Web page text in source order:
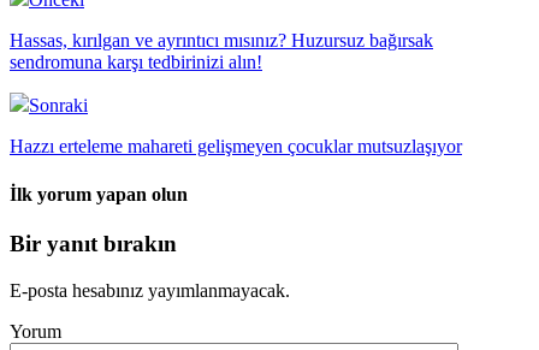
Hassas, kırılgan ve ayrıntıcı mısınız? Huzursuz bağırsak
sendromuna karşı tedbirinizi alın!
Sonraki
Hazzı erteleme mahareti gelişmeyen çocuklar mutsuzlaşıyor
İlk yorum yapan olun
Bir yanıt bırakın
E-posta hesabınız yayımlanmayacak.
Yorum